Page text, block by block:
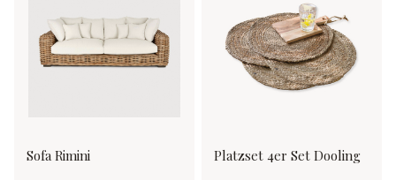
Sofa Rimini Platzset 4er Set Dooling